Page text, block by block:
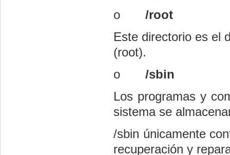
o
/root
Este directorio es el
(root).
o
/sbin
Los programas y
sistema se
/sbin únicamente
recuperación y